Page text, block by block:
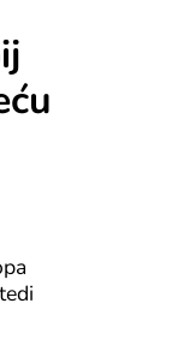
zubi
se na